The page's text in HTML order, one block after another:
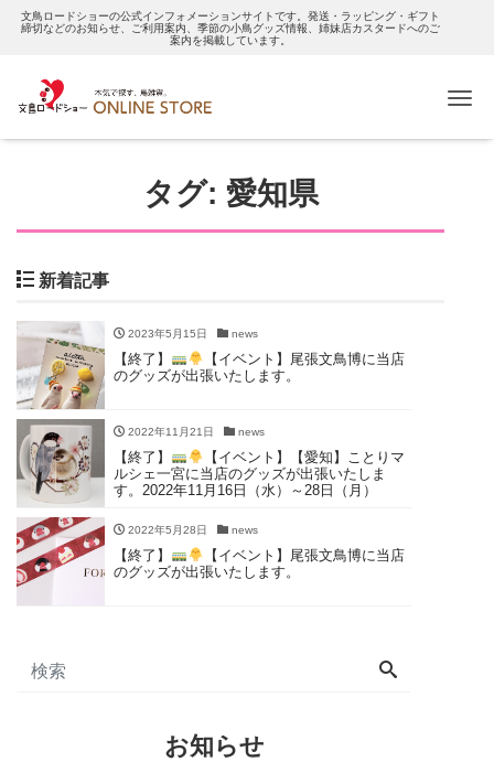
文鳥ロードショーの公式インフォメーションサイトです。発送・ラッピング・ギフト
締切などのお知らせ、ご利用案内、季節の小鳥グッズ情報、姉妹店カスタードへのご
案内を掲載しています。
タグ: 愛知県
新着記事
2023年5月15日 news
【終了】
【イベント】尾張文鳥博に当店
のグッズが出張いたします。
2022年11月21日 news
【終了】
【イベント】【愛知】ことりマ
ルシェ一宮に当店のグッズが出張いたしま
す。2022年11月16日（水）～28日（月）
2022年5月28日 news
【終了】
【イベント】尾張文鳥博に当店
のグッズが出張いたします。
お知らせ